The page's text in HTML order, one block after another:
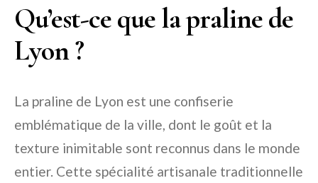
Qu’est-ce que la praline de
Lyon ?
La praline de Lyon est une confiserie
emblématique de la ville, dont le goût et la
texture inimitable sont reconnus dans le monde
entier. Cette spécialité artisanale traditionnelle